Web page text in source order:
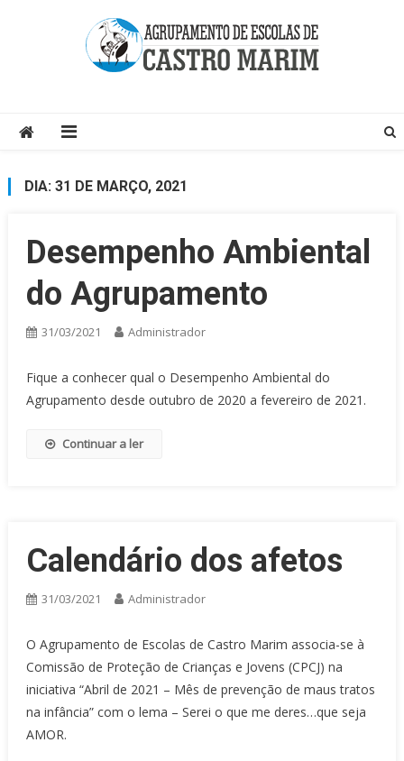
DIA: 31 DE MARÇO, 2021
Desempenho Ambiental
do Agrupamento
31/03/2021 Administrador
Fique a conhecer qual o Desempenho Ambiental do
Agrupamento desde outubro de 2020 a fevereiro de 2021.
Continuar a ler
Calendário dos afetos
31/03/2021 Administrador
O Agrupamento de Escolas de Castro Marim associa-se à
Comissão de Proteção de Crianças e Jovens (CPCJ) na
iniciativa “Abril de 2021 – Mês de prevenção de maus tratos
na infância” com o lema – Serei o que me deres…que seja
AMOR.